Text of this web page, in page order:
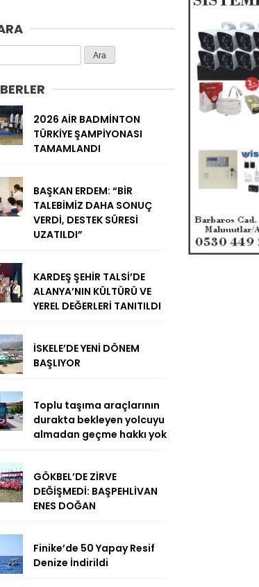
2026 AİR BADMİNTON
TÜRKİYE ŞAMPİYONASI
TAMAMLANDI
BAŞKAN ERDEM: “BİR
TALEBİMİZ DAHA SONUÇ
VERDİ, DESTEK SÜRESİ
UZATILDI”
KARDEŞ ŞEHİR TALSİ’DE
ALANYA’NIN KÜLTÜRÜ VE
YEREL DEĞERLERİ TANITILDI
İSKELE’DE YENİ DÖNEM
BAŞLIYOR
Toplu taşıma araçlarının
durakta bekleyen yolcuyu
almadan geçme hakkı yok
GÖKBEL’DE ZİRVE
DEĞİŞMEDİ: BAŞPEHLİVAN
ENES DOĞAN
Finike’de 50 Yapay Resif
Denize İndirildi